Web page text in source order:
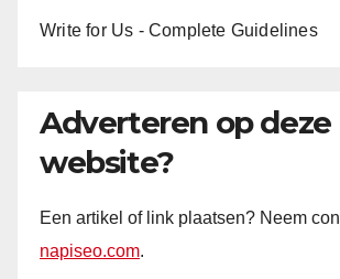
Write for Us - Complete Guidelines
Adverteren op deze
website?
Een artikel of link plaatsen? Neem
napiseo.com.